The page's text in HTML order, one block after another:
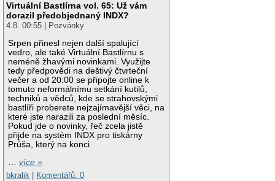
Virtuální Bastlírna vol. 65: Už vám
dorazil předobjednaný INDX?
4.8. 00:55 | Pozvánky
Srpen přinesl nejen další spalující
vedro, ale také Virtuální Bastlírnu s
neméně žhavými novinkami. Využijte
tedy předpovědi na deštivý čtvrteční
večer a od 20:00 se připojte online k
tomuto neformálnímu setkání kutilů,
techniků a vědců, kde se strahovskými
bastlíři proberete nejzajímavější věci, na
které jste narazili za poslední měsíc.
Pokud jde o novinky, řeč zcela jistě
přijde na systém INDX pro tiskárny
Průša, který na konci
…více »
bkralik
Komentářů: 0